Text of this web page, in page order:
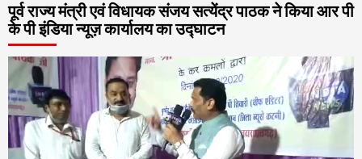
पूर्व राज्य मंत्री एवं विधायक संजय सत्येंद्र पाठक ने किया आर पी
के पी इंडिया न्यूज़ कार्यालय का उद्घाटन
Video
Player